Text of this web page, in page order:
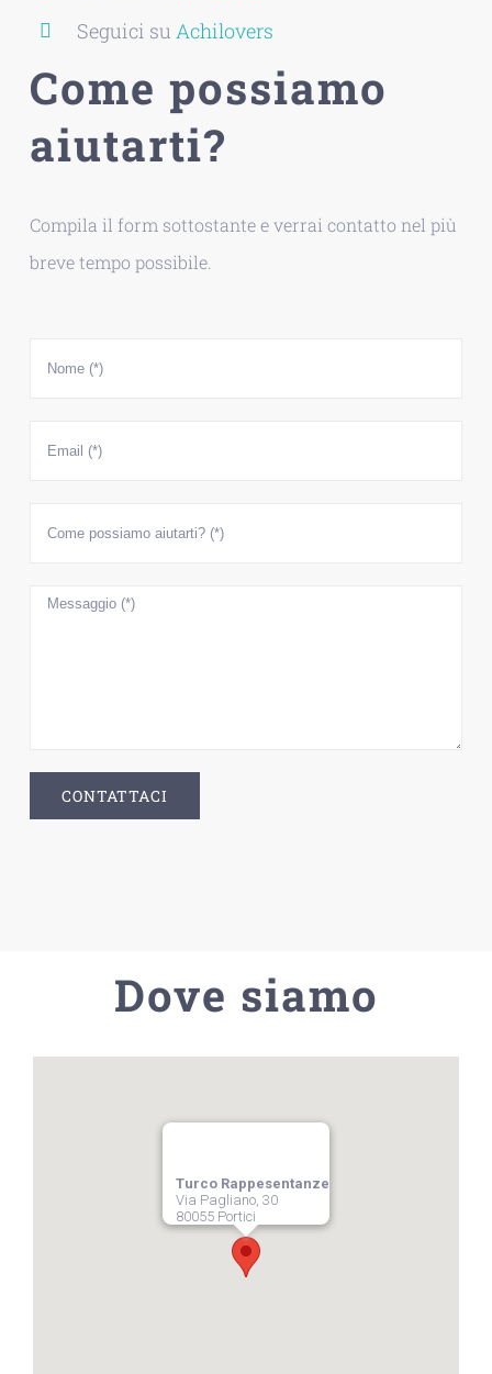
Seguici suAchilovers
Come possiamo
aiutarti?
Compila il form sottostante e verrai contatto nel più
breve tempo possibile.
Dove siamo
Turco Rappesentanze
Via Pagliano, 30
80055 Portici